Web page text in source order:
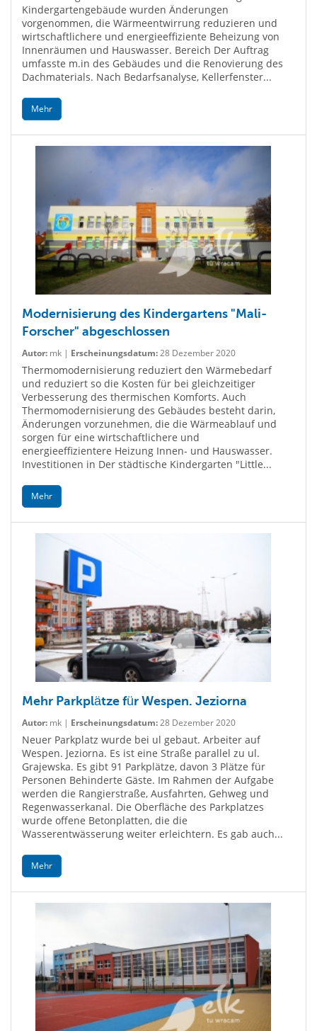
Kindergartengebäude wurden Änderungen
vorgenommen, die Wärmeentwirrung reduzieren und
wirtschaftlichere und energieeffiziente Beheizung von
Innenräumen und Hauswasser. Bereich Der Auftrag
umfasste m.in des Gebäudes und die Renovierung des
Dachmaterials. Nach Bedarfsanalyse, Kellerfenster...
Mehr
Modernisierung des Kindergartens "Mali-
Forscher" abgeschlossen
Autor: mk | Erscheinungsdatum:28 Dezember 2020
Thermomodernisierung reduziert den Wärmebedarf
und reduziert so die Kosten für bei gleichzeitiger
Verbesserung des thermischen Komforts. Auch
Thermomodernisierung des Gebäudes besteht darin,
Änderungen vorzunehmen, die die Wärmeablauf und
sorgen für eine wirtschaftlichere und
energieeffizientere Heizung Innen- und Hauswasser.
Investitionen in Der städtische Kindergarten "Little...
Mehr
Mehr Parkplätze für Wespen. Jeziorna
Autor: mk | Erscheinungsdatum:28 Dezember 2020
Neuer Parkplatz wurde bei ul gebaut. Arbeiter auf
Wespen. Jeziorna. Es ist eine Straße parallel zu ul.
Grajewska. Es gibt 91 Parkplätze, davon 3 Plätze für
Personen Behinderte Gäste. Im Rahmen der Aufgabe
werden die Rangierstraße, Ausfahrten, Gehweg und
Regenwasserkanal. Die Oberfläche des Parkplatzes
wurde offene Betonplatten, die die
Wasserentwässerung weiter erleichtern. Es gab auch...
Mehr